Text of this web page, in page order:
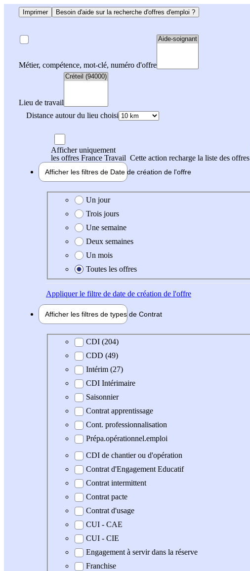
Imprimer Besoin d'aide sur la recherche d'offres d'emploi ?
Métier, compétence, mot-clé, numéro d'offre
Lieu de travail
Distance autour du lieu choisi
Afficher uniquement
les offres France Travail Cette action recharge la liste des offres
Afficher les filtres de Date de création de l'offre
Date de création de l'offre
Un jour
Trois jours
Une semaine
Deux semaines
Un mois
Toutes les offres
Appliquerle filtre de date de création de l'offre
Afficher les filtres de types de Contrat
Type de contratCDI (204)
CDD (49)
Intérim (27)
CDI Intérimaire
Saisonnier
Contrat apprentissage
Cont. professionnalisation
Prépa.opérationnel.emploi
CDI de chantier ou d'opération
Contrat d'Engagement Educatif
Contrat intermittent
Contrat pacte
Contrat d'usage
CUI - CAE
CUI - CIE
Engagement à servir dans la réserve
Franchise